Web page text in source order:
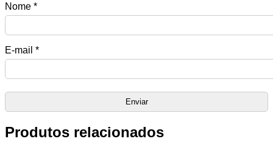
Nome *
E-mail *
Produtos relacionados